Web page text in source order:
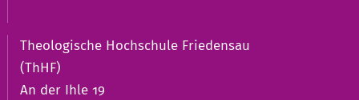
Theologische Hochschule Friedensau
(ThHF)
An der Ihle 19